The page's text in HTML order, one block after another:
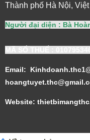
Thành phố Hà Nội,
Người đại diện : Bà
MÃ SỐ THUẾ :
Email:
Website: